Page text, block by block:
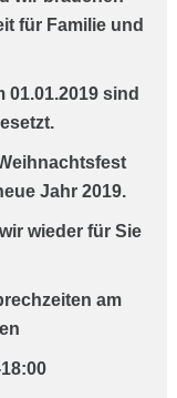
für Familie und
01.01.2019 sind
Jahr 2019.
wieder für Sie
am